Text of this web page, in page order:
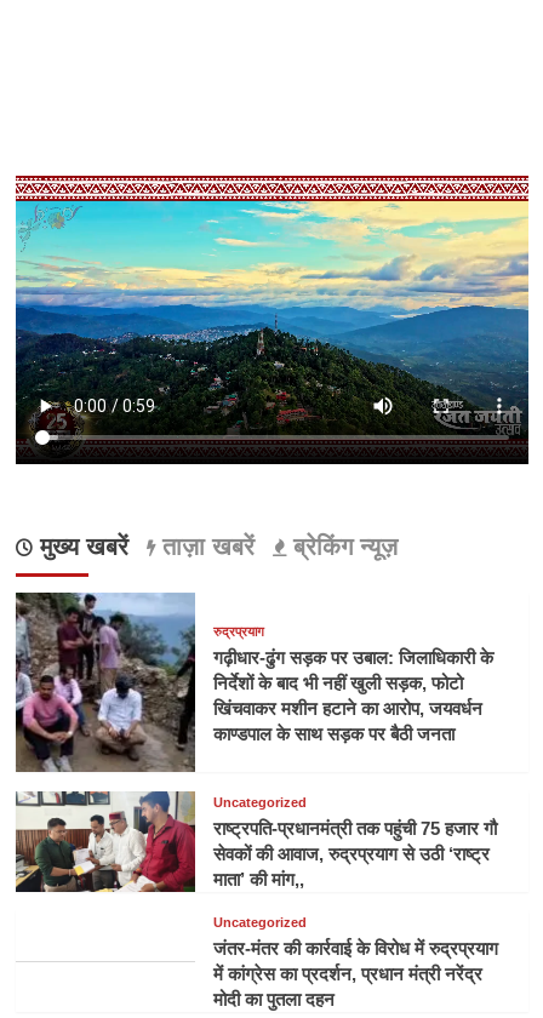
मुख्य खबरें ताज़ा खबरें ब्रेकिंग न्यूज़
रुद्रप्रयाग
गढ़ीधार-ढुंग सड़क पर उबाल: जिलाधिकारी के
निर्देशों के बाद भी नहीं खुली सड़क, फोटो
खिंचवाकर मशीन हटाने का आरोप, जयवर्धन
काण्डपाल के साथ सड़क पर बैठी जनता
Uncategorized
राष्ट्रपति-प्रधानमंत्री तक पहुंची 75 हजार गौ
सेवकों की आवाज, रुद्रप्रयाग से उठी ‘राष्ट्र
माता’ की मांग,,
Uncategorized
जंतर-मंतर की कार्रवाई के विरोध में रुद्रप्रयाग
में कांग्रेस का प्रदर्शन, प्रधान मंत्री नरेंद्र
मोदी का पुतला दहन